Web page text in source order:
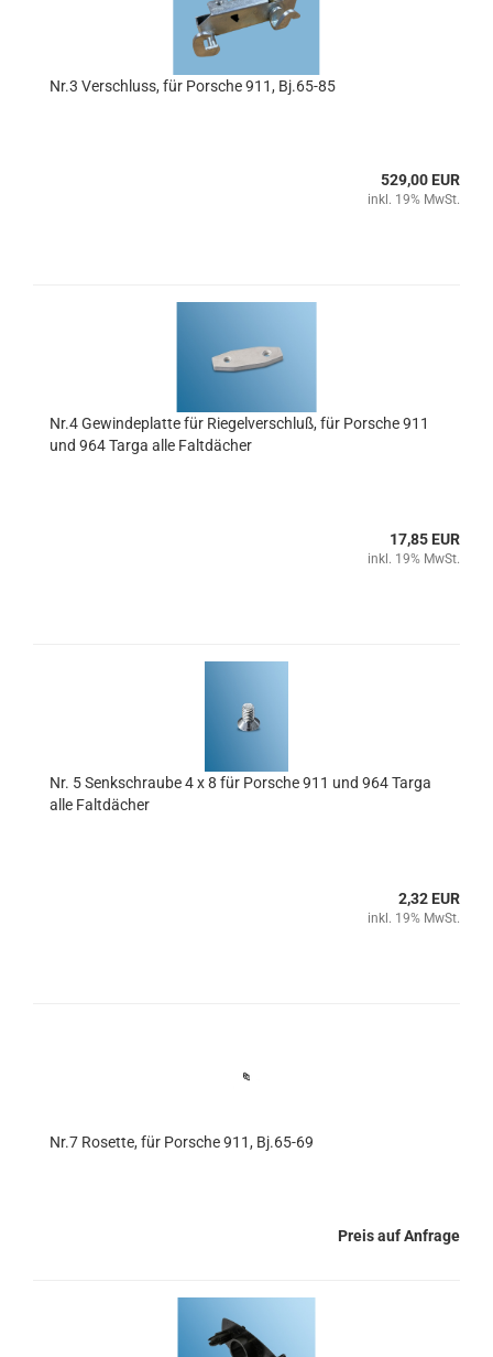
Nr.3 Verschluss, für Porsche 911, Bj.65-85
529,00 EUR
inkl. 19% MwSt.
Nr.4 Gewindeplatte für Riegelverschluß, für Porsche 911
und 964 Targa alle Faltdächer
17,85 EUR
inkl. 19% MwSt.
Nr. 5 Senkschraube 4 x 8 für Porsche 911 und 964 Targa
alle Faltdächer
2,32 EUR
inkl. 19% MwSt.
Nr.7 Rosette, für Porsche 911, Bj.65-69
Preis auf Anfrage